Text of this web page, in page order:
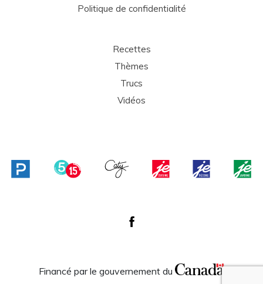
Politique de confidentialité
Recettes
Thèmes
Trucs
Vidéos
Financé par le gouvernement du